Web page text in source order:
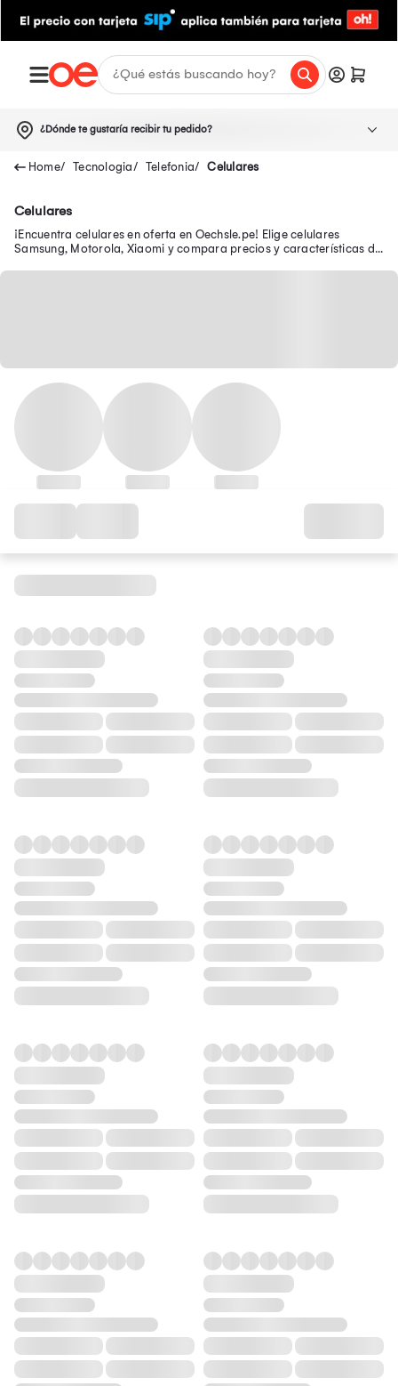
¿Dónde te gustaría recibir tu pedido?
Tecnologia Telefonia Celulares
Celulares
¡Encuentra celulares en oferta en Oechsle.pe! Elige celulares
Samsung, Motorola, Xiaomi y compara precios y características de